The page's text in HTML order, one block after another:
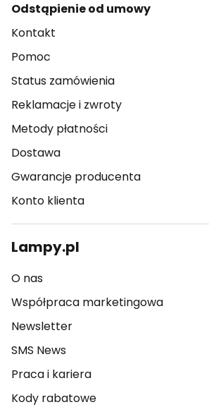
Odstąpienie od umowy
Kontakt
Pomoc
Status zamówienia
Reklamacje i zwroty
Metody płatności
Dostawa
Gwarancje producenta
Konto klienta
Lampy.pl
O nas
Współpraca marketingowa
Newsletter
SMS News
Praca i kariera
Kody rabatowe